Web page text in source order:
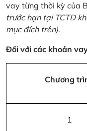
vay từng thời kỳ của
trước hạn tại TCTD
mục đích trên).
Đối với các khoản
Chương
1